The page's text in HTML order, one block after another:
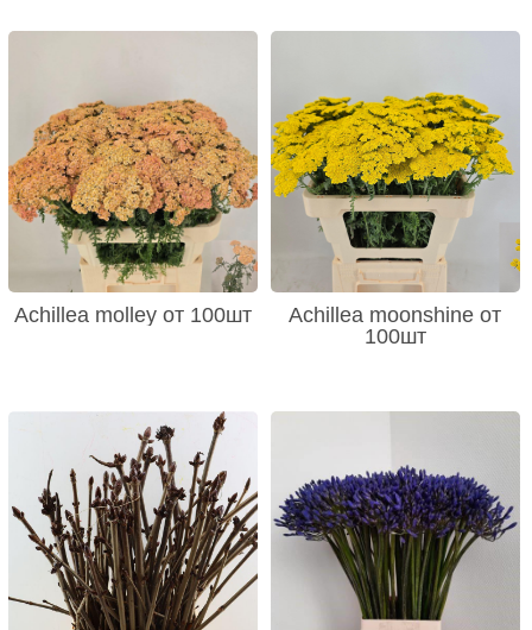
Achillea molley от 100шт
Achillea moonshine от
100шт